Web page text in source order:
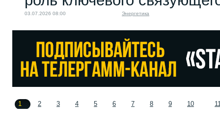
03.07.2026 08:00 Энергетика
1 2 3 4 5 6 7 8 9 10